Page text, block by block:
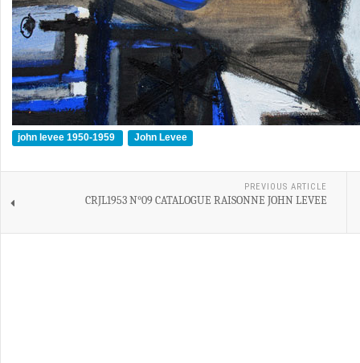
john levee 1950-1959 John Levee
PREVIOUS ARTICLE
CRJL1953 N°09 CATALOGUE RAISONNE JOHN LEVEE